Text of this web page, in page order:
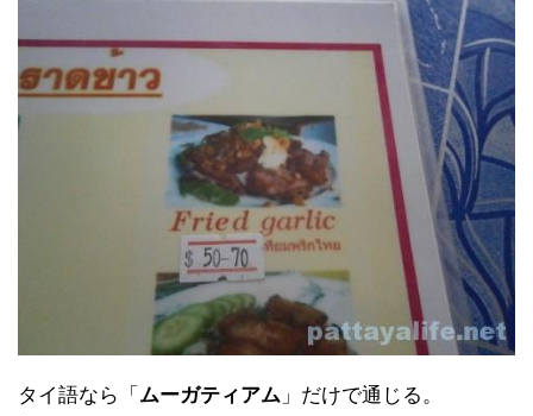
タイ語なら「 ムーガティアム 」だけで通じる。